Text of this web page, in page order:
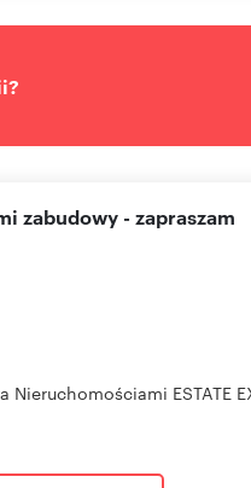
zabudowy - zapraszam
Nieruchomościami ESTATE